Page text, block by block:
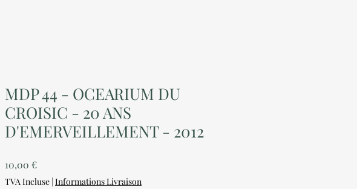
MDP 44 - OCEARIUM DU
CROISIC - 20 ANS
D'EMERVEILLEMENT - 2012
10,00 €Prix
TVA Incluse | Informations Livraison